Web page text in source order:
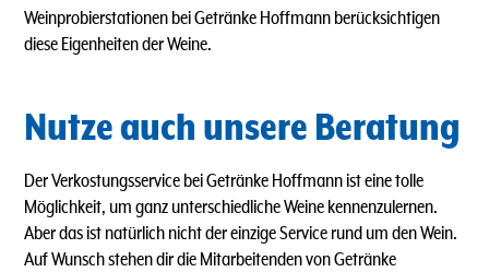
Weinprobierstationen bei Getränke Hoffmann berücksichtigen
diese Eigenheiten der Weine.
Nutze auch unsere Beratung
Der Verkostungsservice bei Getränke Hoffmann ist eine tolle
Möglichkeit, um ganz unterschiedliche Weine kennenzulernen.
Aber das ist natürlich nicht der einzige Service rund um den Wein.
Auf Wunsch stehen dir die Mitarbeitenden von Getränke